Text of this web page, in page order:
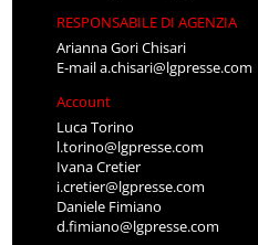
RESPONSABILE DI AGENZIA
Arianna Gori Chisari
E-maila.chisari@lgpresse.com
Account
Luca Torino
l.torino@lgpresse.com
Ivana Cretier
i.cretier@lgpresse.com
Daniele Fimiano
d.fimiano@lgpresse.com